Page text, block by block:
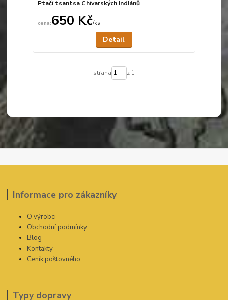
Ptačí tsantsa Chívarských indiánů
650 Kč/ks
Detail
strana z 1
Informace pro zákazníky
O výrobci
Obchodní podmínky
Blog
Kontakty
Ceník poštovného
Typy dopravy